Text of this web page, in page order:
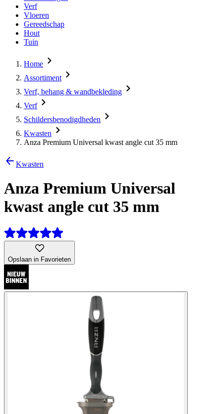
Verf
Vloeren
Gereedschap
Hout
Tuin
Home
Assortiment
Verf, behang & wandbekleding
Verf
Schildersbenodigdheden
Kwasten
Anza Premium Universal kwast angle cut 35 mm
Kwasten
Anza Premium Universal
kwast angle cut 35 mm
Opslaan in Favorieten